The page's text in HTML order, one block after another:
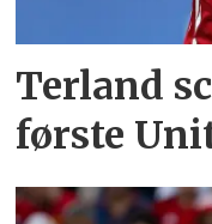
Terland
første